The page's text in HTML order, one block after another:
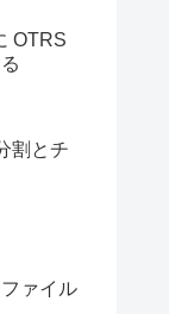
OTRS
割とチ
ァイル